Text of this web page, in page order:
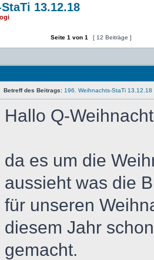
13.12.18
ogi
Thema erstellenAuf das Thema antworten
Seite 1 von 1 [ 12 Beiträge ]
Betreff des Beitrags: 196. Weihnachts-StaTi 13.12.18
Hallo Q-
da es um die
aussieht was die
für unseren
diesem Jahr
gemacht.